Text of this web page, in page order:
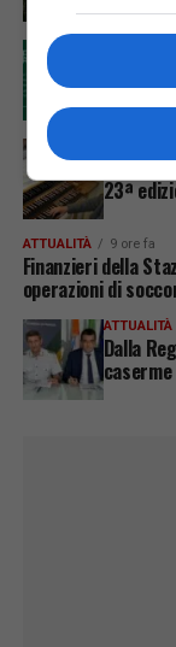
GAL
Il jazz, il
23ª
ATTUALITÀ 9 ore fa
Finanzieri della
operazioni di
ATTUALITÀ
Dalla
caserme